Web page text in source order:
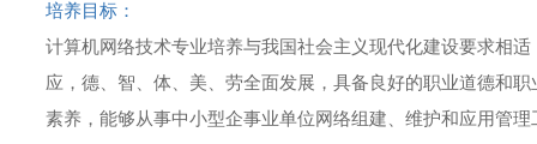
培养目标：
计算机网络技术专业培养与我国社会主义现代化建设要求相适
应，德、智、体、美、劳全面发展，具备良好的职业道德和职
素养，能够从事中小型企事业单位网络组建、维护和应用管理